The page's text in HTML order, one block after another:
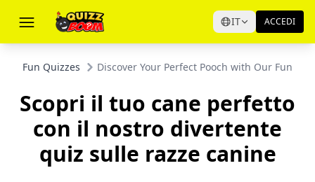
IT ACCEDI
Fun Quizzes Discover Your Perfect Pooch with Our Funny
Scopri il tuo cane perfetto
con il nostro divertente
quiz sulle razze canine